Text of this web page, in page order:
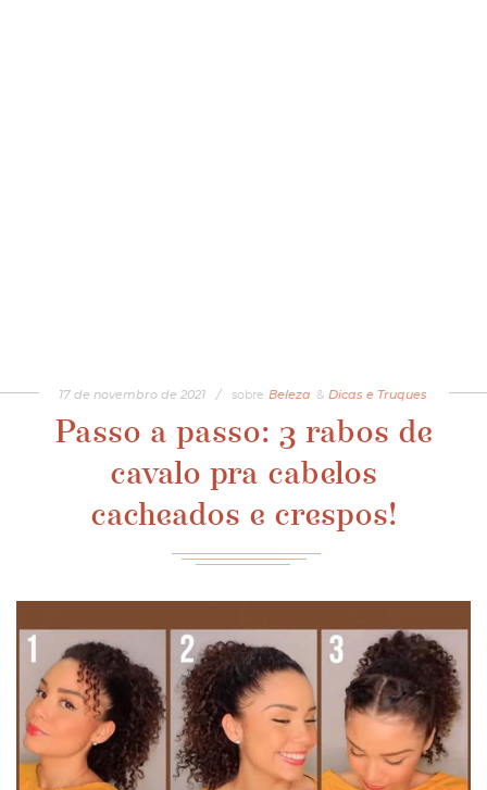
17 de novembro de 2021 / sobre Beleza & Dicas e Truques
Passo a passo: 3 rabos de
cavalo pra cabelos
cacheados e crespos!